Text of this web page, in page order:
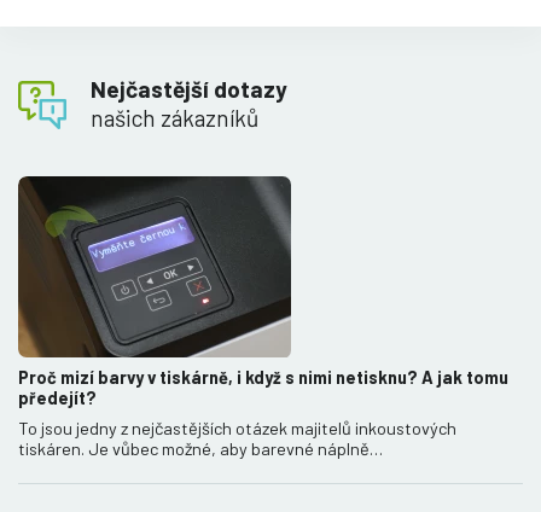
Nejčastější dotazy
našich zákazníků
Proč mizí barvy v tiskárně, i když s nimi netisknu? A jak tomu
předejít?
To jsou jedny z nejčastějších otázek majitelů inkoustových
tiskáren. Je vůbec možné, aby barevné náplně…